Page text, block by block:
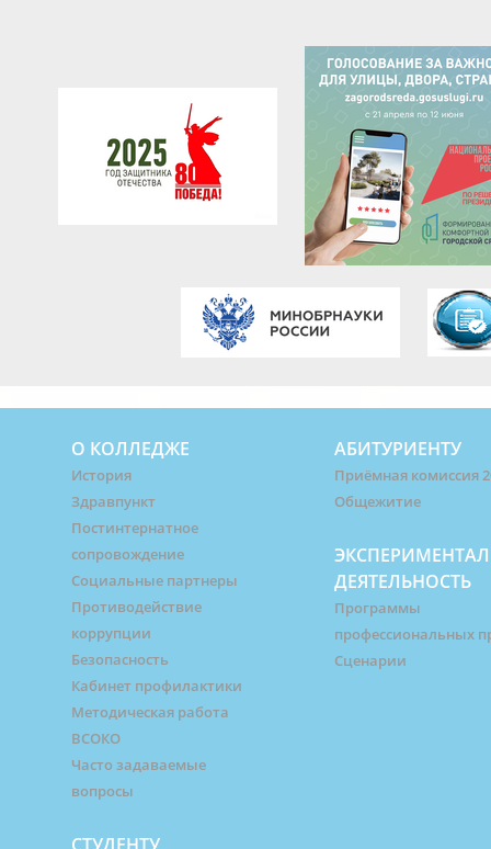
О КОЛЛЕДЖЕ
История
Здравпункт
Постинтернатное
сопровождение
Социальные партнеры
Противодействие
коррупции
Безопасность
Кабинет профилактики
Методическая работа
ВСОКО
Часто задаваемые
вопросы
АБИТУРИЕНТУ
Приёмная комиссия
Общежитие
ДЕЯТЕЛЬНОСТЬ
Программы
профессиональных
Сценарии